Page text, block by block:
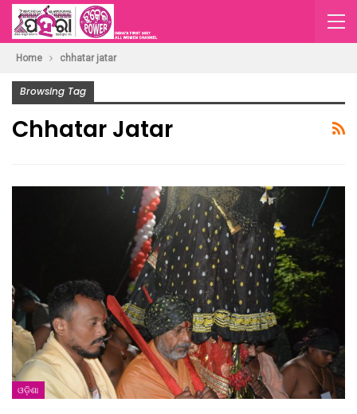
Home chhatar jatar
Browsing Tag
Chhatar Jatar
ଓଡ଼ିଶା